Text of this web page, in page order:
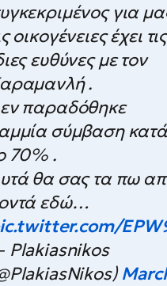
για
οικογένειες έχει τις
ευθύνες με τον
.
παραδόθηκε
σύμβαση κατά
70% .
θα σας τα πω
εδώ…
Plakiasnikos